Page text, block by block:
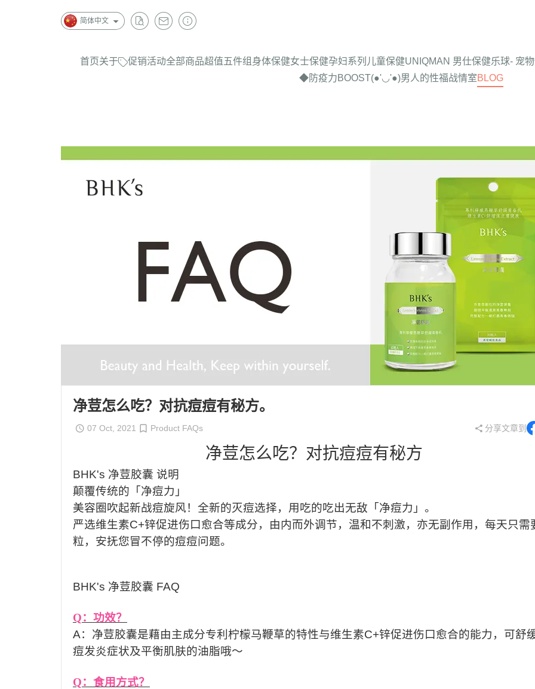
简体中文
首页关于 促销活动全部商品超值五件组 身体保健女士保健孕妇系列 儿童保健UNIQMAN 男仕保健乐球- 宠
◆防疫力BOOST(●'◡'●)男人的性福战情室BLOG
净荳怎么吃？对抗痘痘有秘方。
07 Oct, 2021 Product FAQs 分享文章到
净荳怎么吃？对抗痘痘有秘方
BHK's 净荳胶囊 说明
颠覆传统的「净痘力」
美容圈吹起新战痘旋风！全新的灭痘选择，用吃的吃出无敌「净痘力」。
严选维生素C+锌促进伤口愈合等成分，由内而外调节，温和不刺激，亦无副作用，每天只需
粒，安抚您冒不停的痘痘问题。
BHK's 净荳胶囊 FAQ
Q：功效？
A：净荳胶囊是藉由主成分专利柠檬马鞭草的特性与维生素C+锌促进伤口愈合的能力，可舒
痘发炎症状及平衡肌肤的油脂哦～
Q：食用方式？